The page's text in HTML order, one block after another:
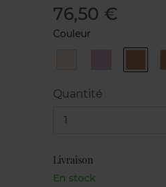
76,50 €
Couleur
TRANSLUCENT
TRANSLUCIDE
COOL
ROSÉ
Quantité
1
Livraison
En stock